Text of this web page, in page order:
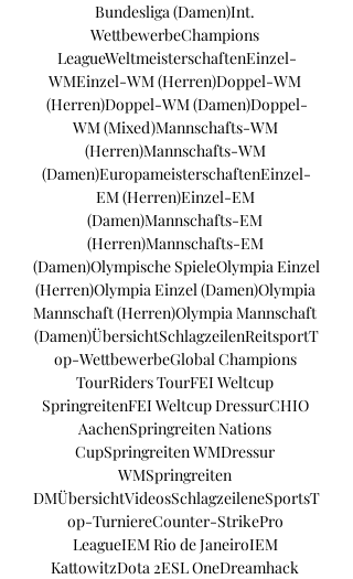
Bundesliga (Damen)Int.
WettbewerbeChampions
LeagueWeltmeisterschaftenEinzel-
WMEinzel-WM (Herren)Doppel-WM
(Herren)Doppel-WM (Damen)Doppel-
WM (Mixed)Mannschafts-WM
(Herren)Mannschafts-WM
(Damen)EuropameisterschaftenEinzel-
EM (Herren)Einzel-EM
(Damen)Mannschafts-EM
(Herren)Mannschafts-EM
(Damen)Olympische SpieleOlympia Einzel
(Herren)Olympia Einzel (Damen)Olympia
Mannschaft (Herren)Olympia Mannschaft
(Damen)ÜbersichtSchlagzeilenReitsportT
op-WettbewerbeGlobal Champions
TourRiders TourFEI Weltcup
SpringreitenFEI Weltcup DressurCHIO
AachenSpringreiten Nations
CupSpringreiten WMDressur
WMSpringreiten
DMÜbersichtVideosSchlagzeileneSportsT
op-TurniereCounter-StrikePro
LeagueIEM Rio de JaneiroIEM
KattowitzDota 2ESL OneDreamhack